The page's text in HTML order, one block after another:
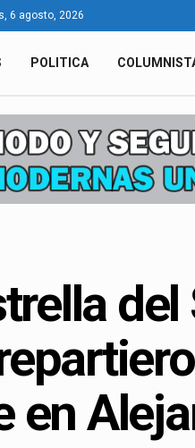
6 agosto, 2026
POLITICA
del
en